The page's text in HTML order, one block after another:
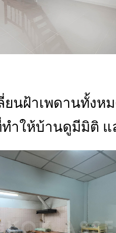
ยนฝ้าเพดานทั้ง
ำให้บ้านดูมีมิติ